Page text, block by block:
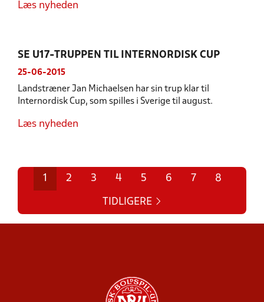
Læs nyheden
SE U17-TRUPPEN TIL INTERNORDISK CUP
25-06-2015
Landstræner Jan Michaelsen har sin trup klar til
Internordisk Cup, som spilles i Sverige til august.
Læs nyheden
1 2 3 4 5 6 7 8
TIDLIGERE